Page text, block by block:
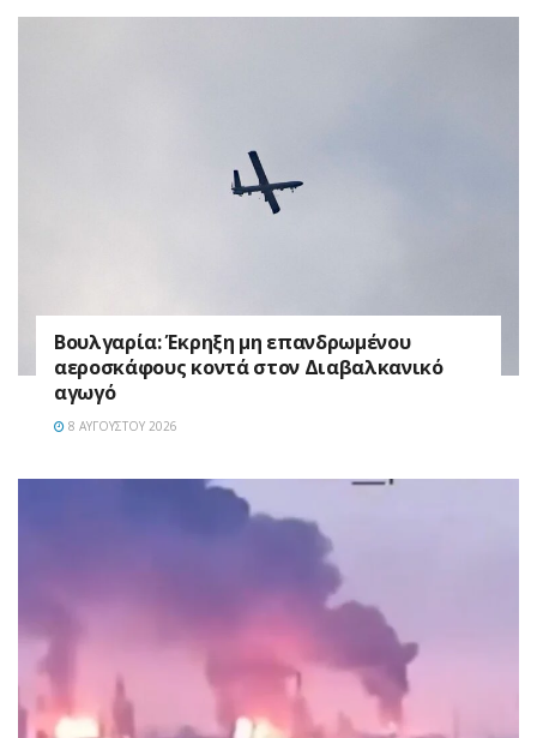
Βουλγαρία: Έκρηξη μη επανδρωμένου
αεροσκάφους κοντά στον Διαβαλκανικό
αγωγό
8 ΑΥΓΟΎΣΤΟΥ 2026